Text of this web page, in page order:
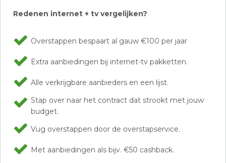
Redenen internet + tv vergelijken?
Overstappen bespaart al gauw €100 per jaar
Extra aanbiedingen bij internet-tv pakketten.
Alle verkrijgbare aanbieders en een lijst.
Stap over naar het contract dat strookt met jouw
budget.
Vug overstappen door de overstapservice.
Met aanbiedingen als bijv. €50 cashback.